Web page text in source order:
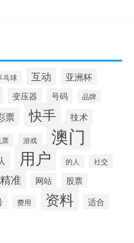
乓球 互动 亚洲杯
变压器 号码 品牌
票 快手 技术
票 游戏 澳门
用户 的人 社交
精准 网站 股票
费用 资料 适合